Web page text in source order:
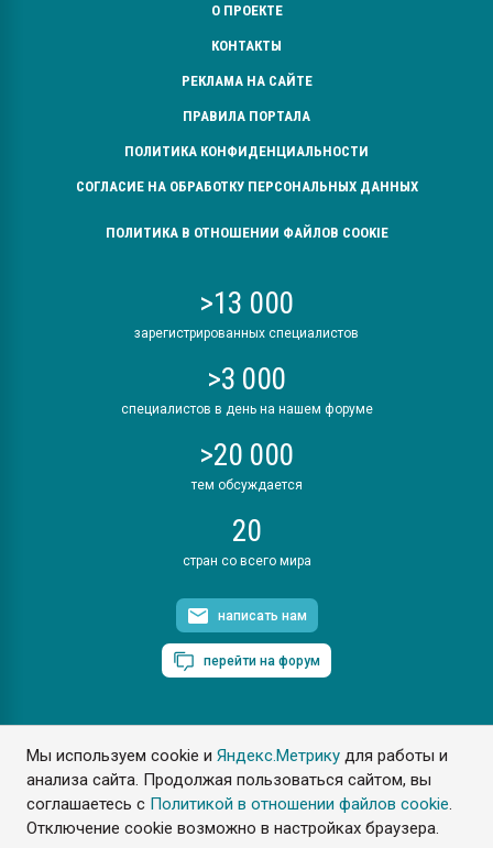
Мы используем cookie иЯндекс.Метрику для работы и
анализа сайта. Продолжая пользоваться сайтом, вы
соглашаетесь с Политикой в отношении файлов cookie.
Отключение cookie возможно в настройках браузера.
О ПРОЕКТЕ
КОНТАКТЫ
РЕКЛАМА НА САЙТЕ
ПРАВИЛА ПОРТАЛА
ПОЛИТИКА КОНФИДЕНЦИАЛЬНОСТИ
СОГЛАСИЕ НА ОБРАБОТКУ ПЕРСОНАЛЬНЫХ ДАННЫХ
ПОЛИТИКА В ОТНОШЕНИИ ФАЙЛОВ COOKIE
>13 000
зарегистрированных специалистов
>3 000
специалистов в день на нашем форуме
>20 000
тем обсуждается
20
стран со всего мира
написать нам
перейти на форум
ПластЭксперт © 2006. Все права защищены
Разрешается копирование материалов сайта с обязательной
ссылкой на www.e-plastic.ru
Разработка сайта